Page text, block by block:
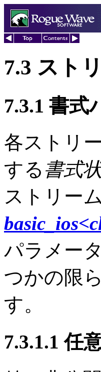
7.3 スト
7.3.1 書式
各ストリ
する 書式
ストリー
パラメー
つかの限
す。
7.3.1.1 任